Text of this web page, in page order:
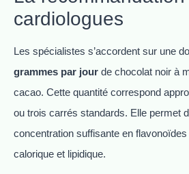
cardiologues
Les spécialistes s’accordent sur une
grammes par jour de chocolat noir à
cacao. Cette quantité correspond
ou trois carrés standards. Elle permet
concentration suffisante en flavonoïdes
calorique et lipidique.